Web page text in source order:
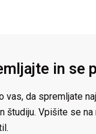
in se
vas, da spremljate
študiju. Vpišite se